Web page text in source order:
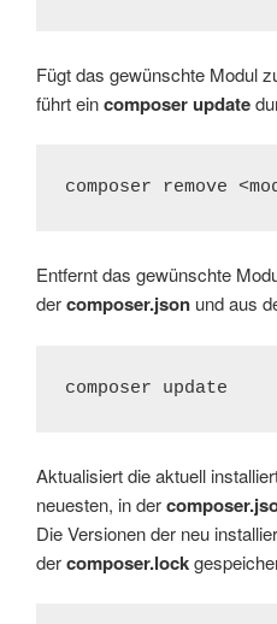
Fügt das gewünschte Modul
führt eincomposer update
composer remove
Entfernt das gewünschte
dercomposer.json und aus
composer update
Aktualisiert die aktuell
neuesten, in der
Die Versionen der neu
dercomposer.lock